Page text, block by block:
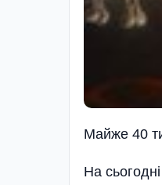
Майже 40
На